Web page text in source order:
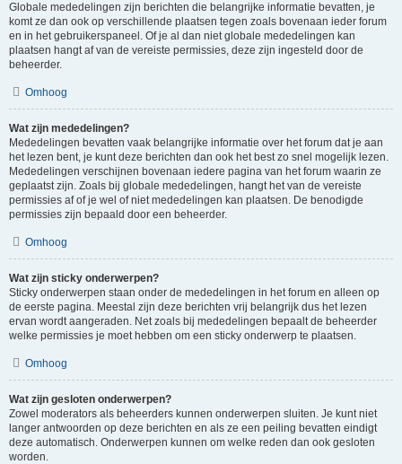
Globale mededelingen zijn berichten die belangrijke informatie bevatten, je
komt ze dan ook op verschillende plaatsen tegen zoals bovenaan ieder forum
en in het gebruikerspaneel. Of je al dan niet globale mededelingen kan
plaatsen hangt af van de vereiste permissies, deze zijn ingesteld door de
beheerder.
Omhoog
Wat zijn mededelingen?
Mededelingen bevatten vaak belangrijke informatie over het forum dat je aan
het lezen bent, je kunt deze berichten dan ook het best zo snel mogelijk lezen.
Mededelingen verschijnen bovenaan iedere pagina van het forum waarin ze
geplaatst zijn. Zoals bij globale mededelingen, hangt het van de vereiste
permissies af of je wel of niet mededelingen kan plaatsen. De benodigde
permissies zijn bepaald door een beheerder.
Omhoog
Wat zijn sticky onderwerpen?
Sticky onderwerpen staan onder de mededelingen in het forum en alleen op
de eerste pagina. Meestal zijn deze berichten vrij belangrijk dus het lezen
ervan wordt aangeraden. Net zoals bij mededelingen bepaalt de beheerder
welke permissies je moet hebben om een sticky onderwerp te plaatsen.
Omhoog
Wat zijn gesloten onderwerpen?
Zowel moderators als beheerders kunnen onderwerpen sluiten. Je kunt niet
langer antwoorden op deze berichten en als ze een peiling bevatten eindigt
deze automatisch. Onderwerpen kunnen om welke reden dan ook gesloten
worden.